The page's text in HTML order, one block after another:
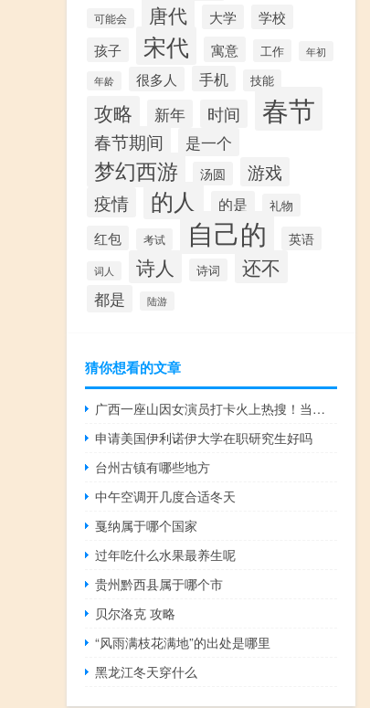
可能会 唐代 大学
学校
孩子
宋代 寓意 工作 年初
年龄 很多人 手机 技能
攻略 新年 时间 春节
春节期间 是一个
梦幻西游 汤圆 游戏
疫情 的人 的是 礼物
红包 考试 自己的 英语
词人 诗人 诗词 还不
都是 陆游
猜你想看的文章
广西一座山因女演员打卡火上热搜！当地紧急提醒 到底什么情况呢
申请美国伊利诺伊大学在职研究生好吗
台州古镇有哪些地方
中午空调开几度合适冬天
戛纳属于哪个国家
过年吃什么水果最养生呢
贵州黔西县属于哪个市
贝尔洛克 攻略
“风雨满枝花满地”的出处是哪里
黑龙江冬天穿什么